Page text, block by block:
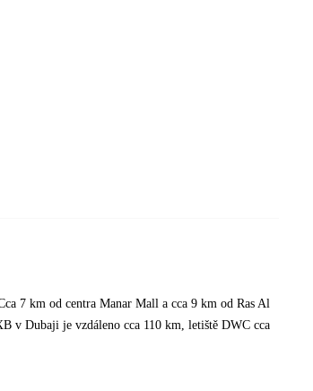
7 km od centra Manar Mall a cca 9 km od Ras Al
v Dubaji je vzdáleno cca 110 km, letiště DWC cca